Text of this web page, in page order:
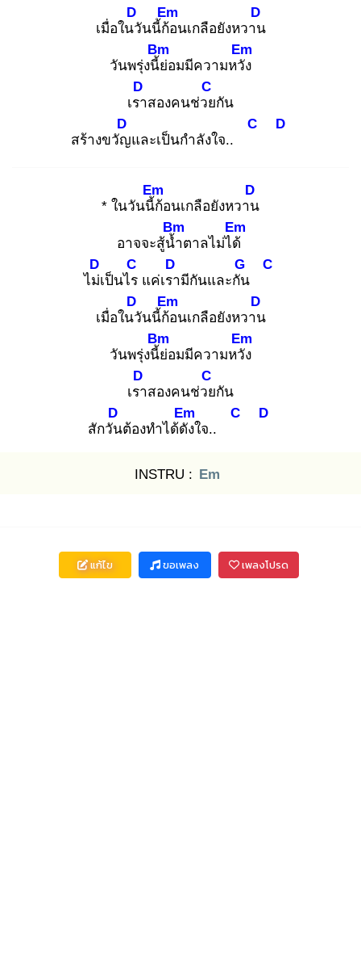
เมื่อในวั
D
นนี้ก้อ
Em
นเกลือยังหวาน
D
วันพรุ่งนี้ย่
Bm
อมมีความหวัง
Em
เรา
D
สองคนช่วย
C
กัน
สร้างขวัญ
D
และเป็นกำลังใจ..
C D
* ในวันนี้ก้
Em
อนเกลือยังหวาน
D
อาจจะสู้น้ำ
Bm
ตาลไม่ได้
Em
ไม่เ
D
ป็นไร
C
แค่เรา
D
มีกันและกัน
G C
เมื่อในวั
D
นนี้ก้อ
Em
นเกลือยังหวาน
D
วันพรุ่งนี้ย่
Bm
อมมีความหวัง
Em
เรา
D
สองคนช่วย
C
กัน
สักวัน
D
ต้องทำได้ดัง
Em
ใจ..
C D
INSTRU : Em
แก้ไข ขอเพลง เพลงโปรด